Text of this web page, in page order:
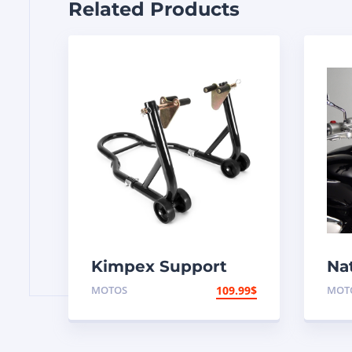
Related Products
Kimpex Support
avant de
MOTOS 109.99$